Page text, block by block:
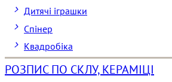
Дитячі іграшки
Спінер
Квадробіка
РОЗПИС ПО СКЛУ, КЕРАМІЦІ